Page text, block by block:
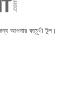
আপনার বহুমুখী টুল।